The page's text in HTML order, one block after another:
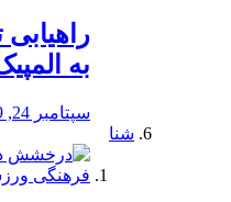
به
سپتامبر 24, 2019
شنا